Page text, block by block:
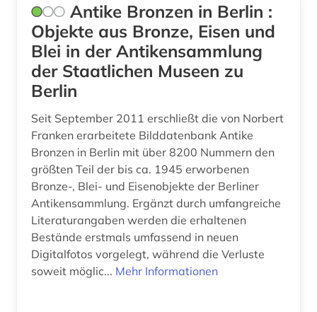
indigenes volk (1)
industriedesign (2)
inka (1)
inschrift (9)
inschriften (3)
institut (1)
inventar (1)
irland (1)
Antike Bronzen in Berlin :
Objekte aus Bronze, Eisen und
Blei in der Antikensammlung
der Staatlichen Museen zu
Berlin
Seit September 2011 erschließt die von Norbert
Franken erarbeitete Bilddatenbank Antike
Bronzen in Berlin mit über 8200 Nummern den
größten Teil der bis ca. 1945 erworbenen
Bronze-, Blei- und Eisenobjekte der Berliner
Antikensammlung. Ergänzt durch umfangreiche
Literaturangaben werden die erhaltenen
Bestände erstmals umfassend in neuen
Digitalfotos vorgelegt, während die Verluste
soweit möglic... Mehr Informationen